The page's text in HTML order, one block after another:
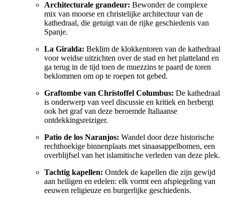
Architecturale grandeur: Bewonder de complexe
mix van moorse en christelijke architectuur van de
kathedraal, die getuigt van de rijke geschiedenis van
Spanje.
La Giralda: Beklim de klokkentoren van de kathedraal
voor weidse uitzichten over de stad en het platteland en
ga terug in de tijd toen de muezzins te paard de toren
beklommen om op te roepen tot gebed.
Graftombe van Christoffel Columbus: De kathedraal
is onderwerp van veel discussie en kritiek en herbergt
ook het graf van deze beroemde Italiaanse
ontdekkingsreiziger.
Patio de los Naranjos: Wandel door deze historische
rechthoekige binnenplaats met sinaasappelbomen, een
overblijfsel van het islamitische verleden van deze plek.
Tachtig kapellen: Ontdek de kapellen die zijn gewijd
aan heiligen en edelen: elk vormt een afspiegeling van
eeuwen religieuze en burgerlijke geschiedenis.